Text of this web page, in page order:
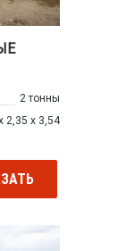
2 тонны
2,35 х 3,54